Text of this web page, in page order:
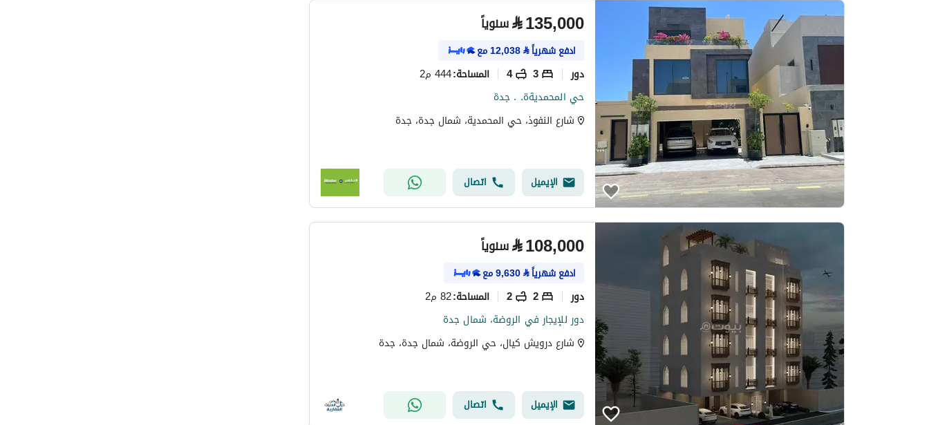
⃁135,000 سنوياً
ادفع شهرياً⃁
12,038مع
دور 3
4 المساحة:444 م2
حي المحمديةة. . جدة
شارع النفوذ، حي المحمدية، شمال جدة، جدة
الإيميل اتصال
⃁108,000 سنوياً
ادفع شهرياً⃁
9,630مع
دور 2
2 المساحة:82 م2
دور للإيجار في الروضة، شمال جدة
شارع درويش كيال، حي الروضة، شمال جدة، جدة
الإيميل اتصال